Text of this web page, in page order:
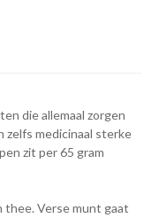
die allemaal zorgen
zelfs medicinaal sterke
zit per 65 gram
Verse munt gaat